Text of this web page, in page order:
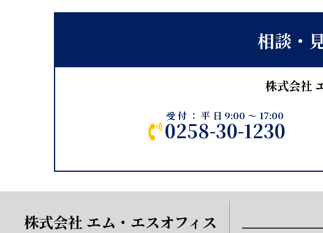
相談・
株式会社
0258-30-1230
受付：平日9:00～17:00
株式会社 エム・エスオフィス